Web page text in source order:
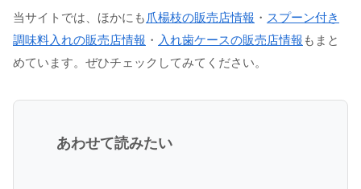
当サイトでは、ほかにも 爪楊枝の販売店情報 ・ スプーン付き
調味料入れの販売店情報 ・ 入れ歯ケースの販売店情報 もまと
めています。ぜひチェックしてみてください。
あわせて読みたい